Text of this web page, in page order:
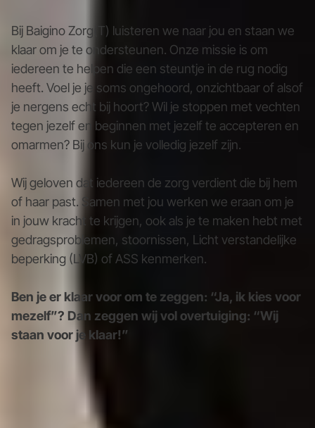
Bij Baigino Zorg(T) luisteren we naar jou en staan we
klaar om je te ondersteunen. Onze missie is om
iedereen te helpen die een steuntje in de rug nodig
heeft. Voel je je soms ongehoord, onzichtbaar of alsof
je nergens echt bij hoort? Wil je stoppen met vechten
tegen jezelf en beginnen met jezelf te accepteren en
omarmen? Bij ons kun je volledig jezelf zijn.
Wij geloven dat iedereen de zorg verdient die bij hem
of haar past. Samen met jou werken we eraan om je
in jouw kracht te krijgen, ook als je te maken hebt met
gedragsproblemen, stoornissen, Licht verstandelijke
beperking (LVB) of ASS kenmerken.
Ben je er klaar voor om te zeggen: “Ja, ik kies voor
mezelf”? Dan zeggen wij vol overtuiging: “Wij
staan voor je klaar!”